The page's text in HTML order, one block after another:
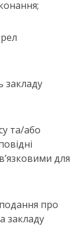
закладу
та/або
для
про
закладу